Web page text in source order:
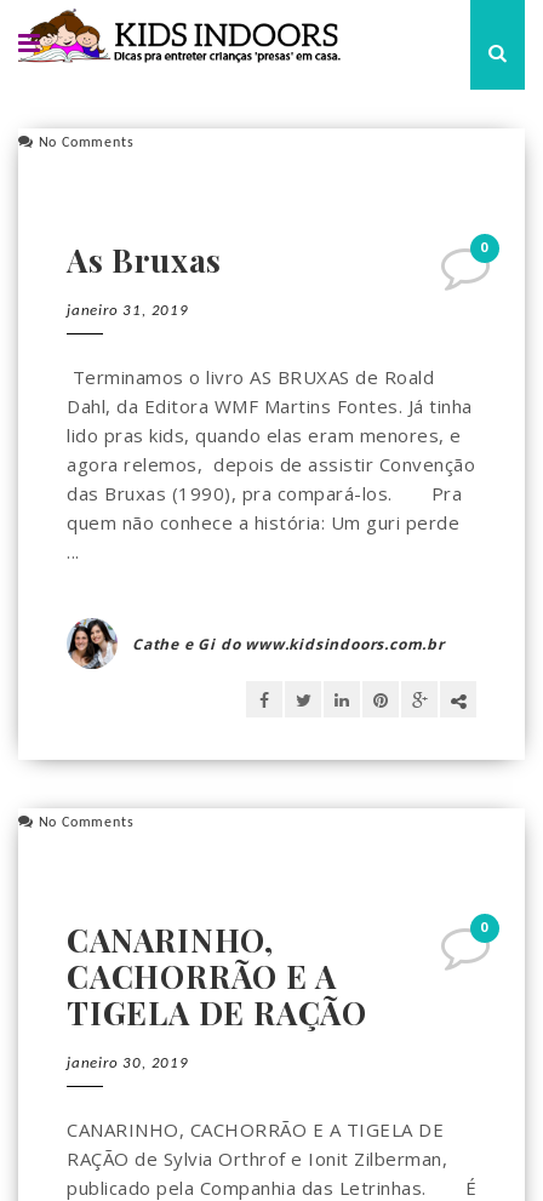
No Comments
0
As Bruxas
janeiro 31, 2019
Terminamos o livro AS BRUXAS de Roald
Dahl, da Editora WMF Martins Fontes. Já tinha
lido pras kids, quando elas eram menores, e
agora relemos, depois de assistir Convenção
das Bruxas (1990), pra compará-los.⠀ ⠀ Pra
quem não conhece a história: Um guri perde
...
Cathe e Gi do www.kidsindoors.com.br
No Comments
0
CANARINHO,
CACHORRÃO E A
TIGELA DE RAÇÃO
janeiro 30, 2019
CANARINHO, CACHORRÃO E A TIGELA DE
RAÇÃO de Sylvia Orthrof e Ionit Zilberman,
publicado pela Companhia das Letrinhas.⠀ ⠀ É